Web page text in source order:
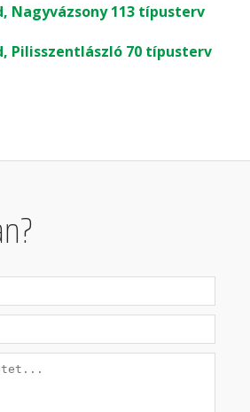
Nagyvázsony 113 típusterv
Pilisszentlászló 70 típusterv